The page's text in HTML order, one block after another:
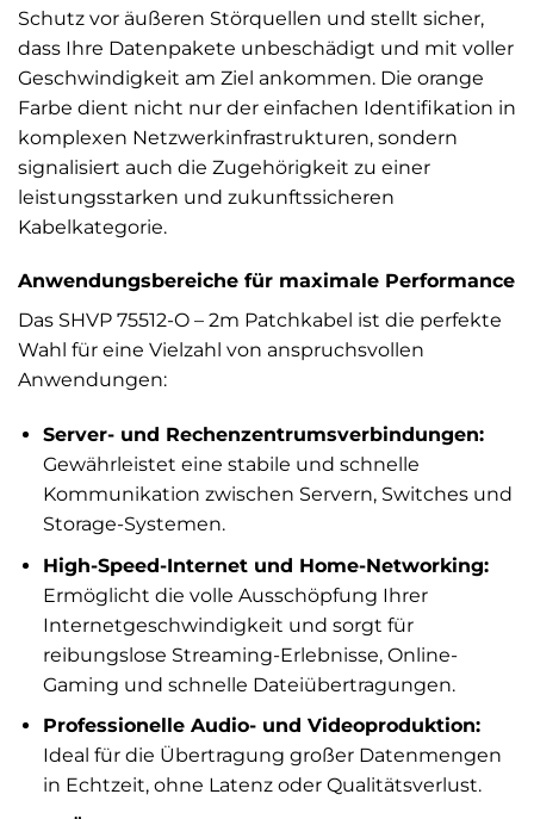
Schutz vor äußeren Störquellen und stellt sicher,
dass Ihre Datenpakete unbeschädigt und mit voller
Geschwindigkeit am Ziel ankommen. Die orange
Farbe dient nicht nur der einfachen Identifikation in
komplexen Netzwerkinfrastrukturen, sondern
signalisiert auch die Zugehörigkeit zu einer
leistungsstarken und zukunftssicheren
Kabelkategorie.
Anwendungsbereiche für maximale Performance
Das SHVP 75512-O – 2m Patchkabel ist die perfekte
Wahl für eine Vielzahl von anspruchsvollen
Anwendungen:
Server- und Rechenzentrumsverbindungen:
Gewährleistet eine stabile und schnelle
Kommunikation zwischen Servern, Switches und
Storage-Systemen.
High-Speed-Internet und Home-Networking:
Ermöglicht die volle Ausschöpfung Ihrer
Internetgeschwindigkeit und sorgt für
reibungslose Streaming-Erlebnisse, Online-
Gaming und schnelle Dateiübertragungen.
Professionelle Audio- und Videoproduktion:
Ideal für die Übertragung großer Datenmengen
in Echtzeit, ohne Latenz oder Qualitätsverlust.